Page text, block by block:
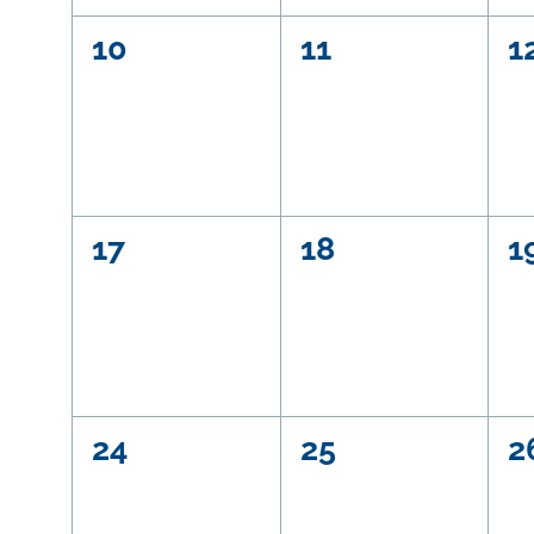
0
10
0
11
0
0
17
0
18
0
0
24
0
25
0